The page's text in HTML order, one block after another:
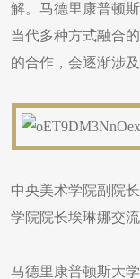
解。马德里康普顿
当代多种方式融合
的合作，会逐渐涉
中央美术学院副院
学院院长埃琳娜交
马德里康普顿斯大